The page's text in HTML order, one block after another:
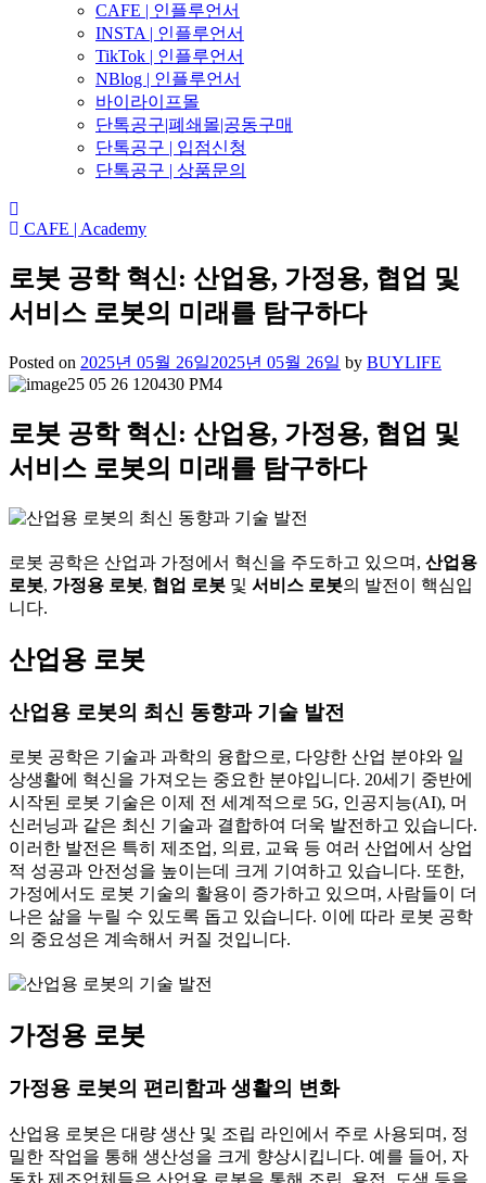
CAFE | 인플루언서
INSTA | 인플루언서
TikTok | 인플루언서
NBlog | 인플루언서
바이라이프몰
단톡공구|폐쇄몰|공동구매
단톡공구 | 입점신청
단톡공구 | 상품문의
CAFE | Academy
로봇 공학 혁신: 산업용, 가정용, 협업 및
서비스 로봇의 미래를 탐구하다
Posted on 2025년 05월 26일2025년 05월 26일 by BUYLIFE
로봇 공학 혁신: 산업용, 가정용, 협업 및
서비스 로봇의 미래를 탐구하다
로봇 공학은 산업과 가정에서 혁신을 주도하고 있으며, 산업용
로봇, 가정용 로봇, 협업 로봇 및 서비스 로봇의 발전이 핵심입
니다.
산업용 로봇
산업용 로봇의 최신 동향과 기술 발전
로봇 공학은 기술과 과학의 융합으로, 다양한 산업 분야와 일
상생활에 혁신을 가져오는 중요한 분야입니다. 20세기 중반에
시작된 로봇 기술은 이제 전 세계적으로 5G, 인공지능(AI), 머
신러닝과 같은 최신 기술과 결합하여 더욱 발전하고 있습니다.
이러한 발전은 특히 제조업, 의료, 교육 등 여러 산업에서 상업
적 성공과 안전성을 높이는데 크게 기여하고 있습니다. 또한,
가정에서도 로봇 기술의 활용이 증가하고 있으며, 사람들이 더
나은 삶을 누릴 수 있도록 돕고 있습니다. 이에 따라 로봇 공학
의 중요성은 계속해서 커질 것입니다.
가정용 로봇
가정용 로봇의 편리함과 생활의 변화
산업용 로봇은 대량 생산 및 조립 라인에서 주로 사용되며, 정
밀한 작업을 통해 생산성을 크게 향상시킵니다. 예를 들어, 자
동차 제조업체들은 산업용 로봇을 통해 조립, 용접, 도색 등을